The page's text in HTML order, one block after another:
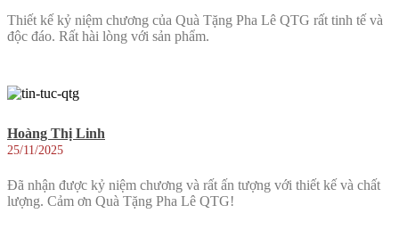
Thiết kế kỷ niệm chương của Quà Tặng Pha Lê QTG rất tinh tế và
độc đáo. Rất hài lòng với sản phẩm.
Hoàng Thị Linh
25/11/2025
Đã nhận được kỷ niệm chương và rất ấn tượng với thiết kế và chất
lượng. Cảm ơn Quà Tặng Pha Lê QTG!